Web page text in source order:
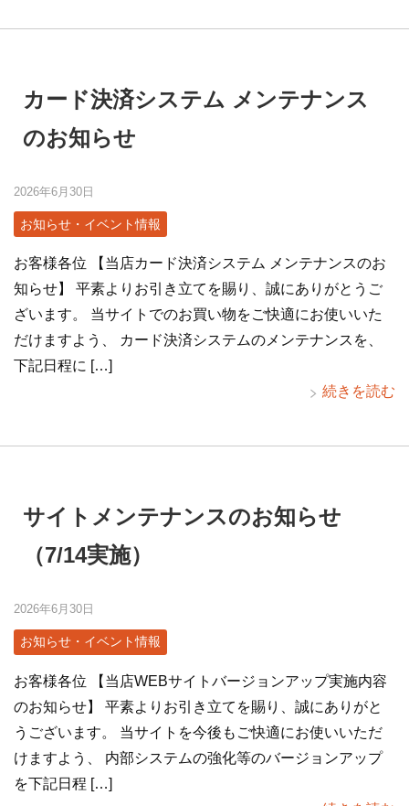
カード決済システム メンテナンス
のお知らせ
2026年6月30日
お知らせ・イベント情報
お客様各位 【当店カード決済システム メンテナンスのお
知らせ】 平素よりお引き立てを賜り、誠にありがとうご
ざいます。 当サイトでのお買い物をご快適にお使いいた
だけますよう、 カード決済システムのメンテナンスを、
下記日程に […]
続きを読む
サイトメンテナンスのお知らせ
（7/14実施）
2026年6月30日
お知らせ・イベント情報
お客様各位 【当店WEBサイトバージョンアップ実施内容
のお知らせ】 平素よりお引き立てを賜り、誠にありがと
うございます。 当サイトを今後もご快適にお使いいただ
けますよう、 内部システムの強化等のバージョンアップ
を下記日程 […]